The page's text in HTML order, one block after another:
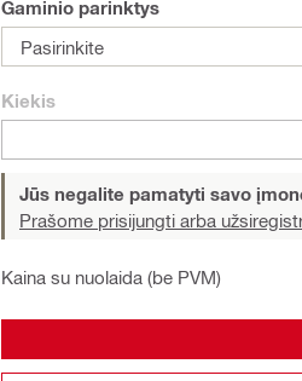
Gaminio parinktys
Pasirinkite
Kiekis
Jūs negalite pamatyti savo
Prašome prisijungti arba
Kaina su nuolaida (be PVM)